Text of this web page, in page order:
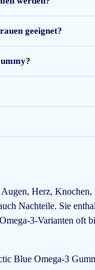
wel een aparte
geeignet?
Herz, Knochen,
Nachteile. Sie
3-Varianten
Blue Omega-3